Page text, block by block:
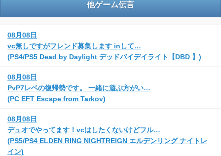
他ゲーム伝言
08月08日
vc無しですがフレンド募集します inして…
(PS4/PS5 Dead by Daylight デッドバイデイライト【DBD 】)
08月08日
PvP7レベの復帰勢です。 一緒に遊ぶ方がい…
(PC EFT Escape from Tarkov)
08月08日
デュオでやってます！vcはしたくないけどフル…
(PS5/PS4 ELDEN RING NIGHTREIGN エルデンリング ナイトレ
イン)